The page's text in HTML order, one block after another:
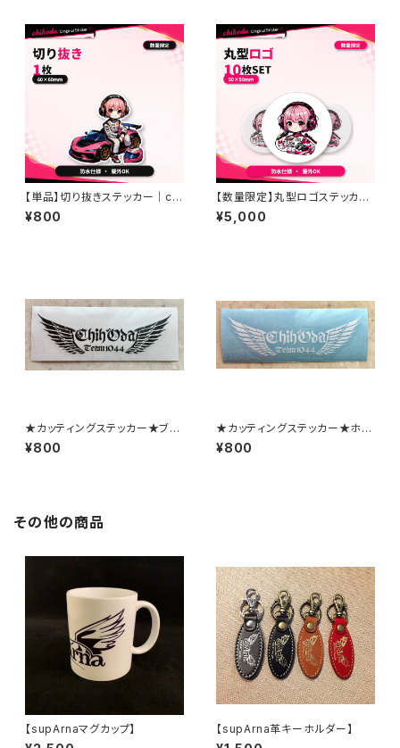
【単品】切り抜きステッカー｜chi
hodaオリジナル｜防水・屋外O
K
¥800
【数量限定】丸型ロゴステッカー
豪華10枚セット｜chihodaオリ
ジナル｜防水・屋外OK
¥5,000
★カッティングステッカー★ブラ
ック小
¥800
★カッティングステッカー★ホワ
イト小
¥800
その他の商品
【supArnaマグカップ】 【supArna革キーホルダー】